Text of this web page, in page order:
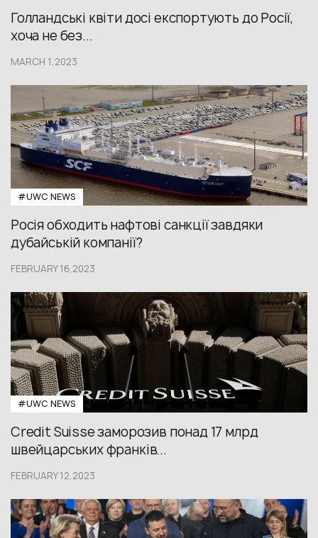
Голландські квіти досі експортують до Росії,
хоча не без...
MARCH 1,2023
#UWС NEWS
Росія обходить нафтові санкції завдяки
дубайській компанії?
FEBRUARY 16,2023
#UWС NEWS
Credit Suisse заморозив понад 17 млрд
швейцарських франків...
FEBRUARY 12,2023